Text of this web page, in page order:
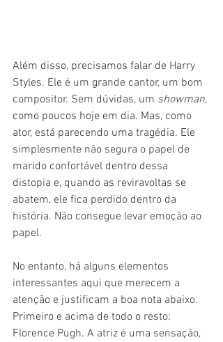
Além disso, precisamos falar de Harry
Styles. Ele é um grande cantor, um bom
compositor. Sem dúvidas, um showman,
como poucos hoje em dia. Mas, como
ator, está parecendo uma tragédia. Ele
simplesmente não segura o papel de
marido confortável dentro dessa
distopia e, quando as reviravoltas se
abatem, ele fica perdido dentro da
história. Não consegue levar emoção ao
papel.
No entanto, há alguns elementos
interessantes aqui que merecem a
atenção e justificam a boa nota abaixo.
Primeiro e acima de todo o resto:
Florence Pugh. A atriz é uma sensação,